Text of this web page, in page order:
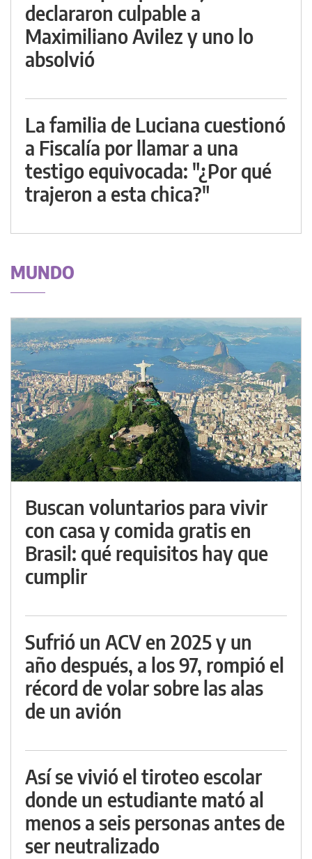
declararon culpable a
Maximiliano Avilez y uno lo
absolvió
La familia de Luciana cuestionó
a Fiscalía por llamar a una
testigo equivocada: "¿Por qué
trajeron a esta chica?"
MUNDO
Buscan voluntarios para vivir
con casa y comida gratis en
Brasil: qué requisitos hay que
cumplir
Sufrió un ACV en 2025 y un
año después, a los 97, rompió el
récord de volar sobre las alas
de un avión
Así se vivió el tiroteo escolar
donde un estudiante mató al
menos a seis personas antes de
ser neutralizado